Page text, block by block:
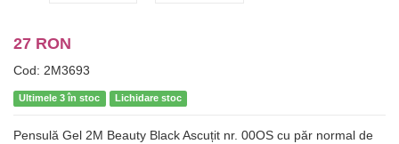
27 RON
Cod: 2M3693
Ultimele 3 în stoc Lichidare stoc
Pensulă Gel 2M Beauty Black Ascuțit nr. 00OS cu păr normal de